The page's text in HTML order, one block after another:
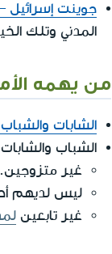
جوينت
المدني وتلك
من يهمه
الشابات
الشباب والشابات من الفئة العمرية
غير متزوجين.
ليس لديهم
غير تابعين